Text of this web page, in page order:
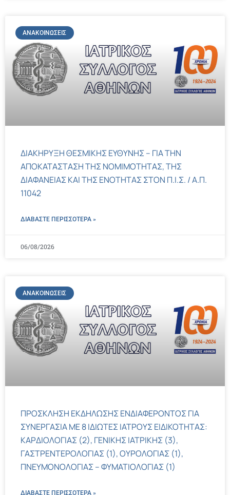
ΑΝΑΚΟΙΝΏΣΕΙΣ
ΔΙΑΚΗΡΥΞΗ ΘΕΣΜΙΚΗΣ ΕΥΘΥΝΗΣ – ΓΙΑ ΤΗΝ
ΑΠΟΚΑΤΑΣΤΑΣΗ ΤΗΣ ΝΟΜΙΜΟΤΗΤΑΣ, ΤΗΣ
ΔΙΑΦΑΝΕΙΑΣ ΚΑΙ ΤΗΣ ΕΝΟΤΗΤΑΣ ΣΤΟΝ Π.Ι.Σ. / Α.Π.
11042
ΔΙΑΒΑΣΤΕ ΠΕΡΙΣΣΌΤΕΡΑ »
06/08/2026
ΑΝΑΚΟΙΝΏΣΕΙΣ
ΠΡΟΣΚΛΗΣΗ ΕΚΔΗΛΩΣΗΣ ΕΝΔΙΑΦΕΡΟΝΤΟΣ ΓΙΑ
ΣΥΝΕΡΓΑΣΙΑ ΜΕ 8 ΙΔΙΩΤΕΣ ΙΑΤΡΟΥΣ ΕΙΔΙΚΟΤΗΤΑΣ:
ΚΑΡΔΙΟΛΟΓΙΑΣ (2), ΓΕΝΙΚΗΣ ΙΑΤΡΙΚΗΣ (3),
ΓΑΣΤΡΕΝΤΕΡΟΛΟΓΙΑΣ (1), ΟΥΡΟΛΟΓΙΑΣ (1),
ΠΝΕΥΜΟΝΟΛΟΓΙΑΣ – ΦΥΜΑΤΙΟΛΟΓΙΑΣ (1)
ΔΙΑΒΑΣΤΕ ΠΕΡΙΣΣΌΤΕΡΑ »